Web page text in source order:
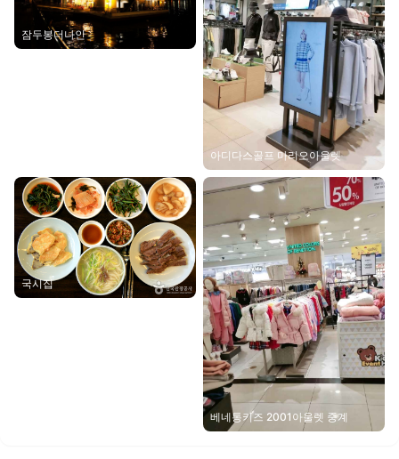
잠두봉더나인
아디다스골프 마리오아울렛
국시집
베네통키즈 2001아울렛 중계